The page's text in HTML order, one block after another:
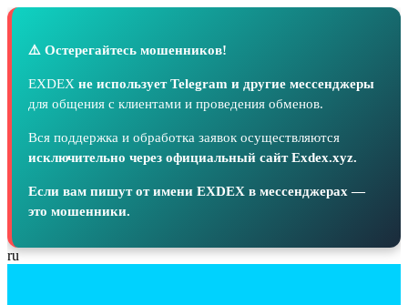
⚠️ Остерегайтесь мошенников!
EXDEX не использует Telegram и другие мессенджеры
для общения с клиентами и проведения обменов.
Вся поддержка и обработка заявок осуществляются
исключительно через официальный сайт Exdex.xyz.
Если вам пишут от имени EXDEX в мессенджерах —
это мошенники.
ru